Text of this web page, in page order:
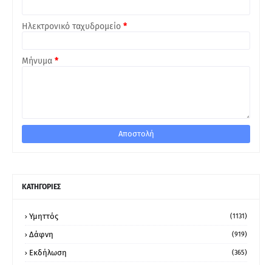
Ηλεκτρονικό ταχυδρομείο *
Μήνυμα *
ΚΑΤΗΓΟΡΙΕΣ
Υμηττός (1131)
Δάφνη (919)
Εκδήλωση (365)